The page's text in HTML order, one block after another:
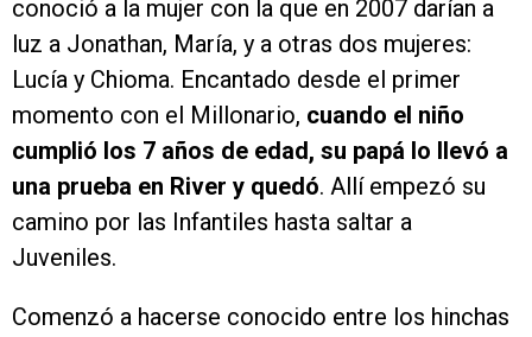
conoció a la mujer con la que en 2007 darían a
luz a Jonathan, María, y a otras dos mujeres:
Lucía y Chioma. Encantado desde el primer
momento con el Millonario, cuando el niño
cumplió los 7 años de edad, su papá lo llevó a
una prueba en River y quedó. Allí empezó su
camino por las Infantiles hasta saltar a
Juveniles.
Comenzó a hacerse conocido entre los hinchas